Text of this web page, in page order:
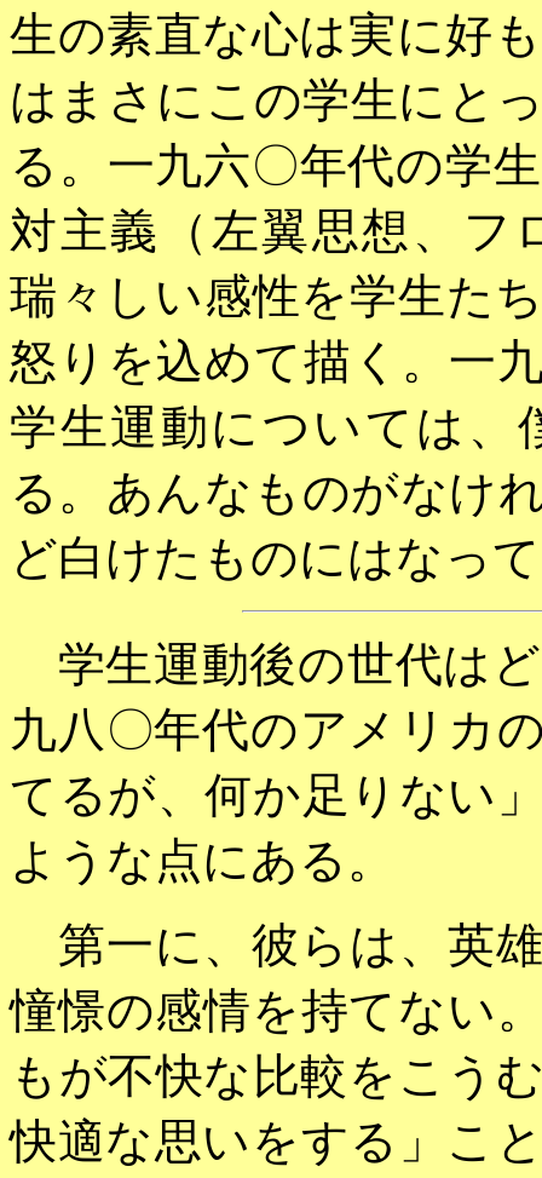
生の素直な心は実に好
はまさにこの学生にと
る。一九六〇年代の学
対主義（左翼思想、フ
瑞々しい感性を学生た
怒りを込めて描く。一
学生運動については、
る。あんなものがなけ
ど白けたものにはなっ
学生運動後の世代は
九八〇年代のアメリカ
てるが、何か足りない
ような点にある。
第一に、彼らは、英
憧憬の感情を持てない
もが不快な比較をこう
快適な思いをする」こ